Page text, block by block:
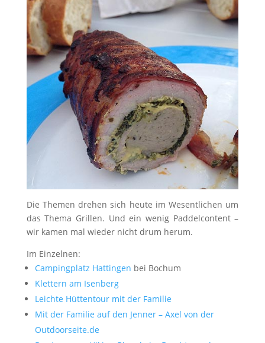
Die Themen drehen sich heute im Wesentlichen um
das Thema Grillen. Und ein wenig Paddelcontent –
wir kamen mal wieder nicht drum herum.
Im Einzelnen:
Campingplatz Hattingen bei Bochum
Klettern am Isenberg
Leichte Hüttentour mit der Familie
Mit der Familie auf den Jenner – Axel von der
Outdoorseite.de